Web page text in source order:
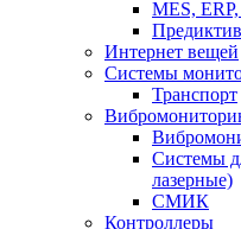
MES,
Интернет вещей
Системы
Транспорт
Системы
лазерные)
СМИК
Контроллеры